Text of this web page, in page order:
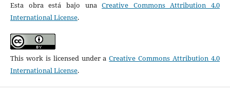
Esta obra está bajo unaCreative Commons Attribution 4.0
International License.
This work is licensed under aCreative Commons Attribution 4.0
International License.